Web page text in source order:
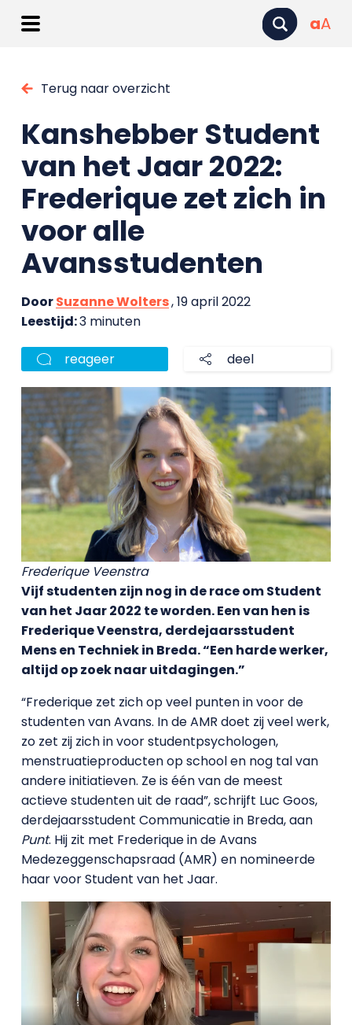
aA
Terug naar overzicht
Kanshebber Student
van het Jaar 2022:
Frederique zet zich in
voor alle
Avansstudenten
DoorSuzanne Wolters, 19 april 2022
Leestijd:3 minuten
reageer deel
Frederique Veenstra
Vijf studenten zijn nog in de race om Student
van het Jaar 2022 te worden. Een van hen is
Frederique Veenstra, derdejaarsstudent
Mens en Techniek in Breda. “Een harde werker,
altijd op zoek naar uitdagingen.”
“Frederique zet zich op veel punten in voor de
studenten van Avans. In de AMR doet zij veel werk,
zo zet zij zich in voor studentpsychologen,
menstruatieproducten op school en nog tal van
andere initiatieven. Ze is één van de meest
actieve studenten uit de raad”, schrijft Luc Goos,
derdejaarsstudent Communicatie in Breda, aan
Punt. Hij zit met Frederique in de Avans
Medezeggenschapsraad (AMR) en nomineerde
haar voor Student van het Jaar.